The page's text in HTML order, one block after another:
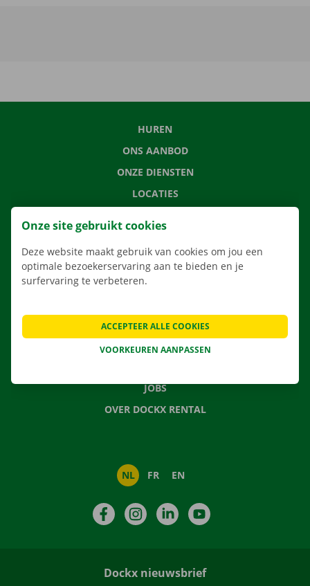
HUREN
ONS AANBOD
ONZE DIENSTEN
LOCATIES
VEELGESTELDE VRAGEN
NIEUWS
JOBS
OVER DOCKX RENTAL
NL FR EN
FacebookInstagramLinkedIn
Dockx nieuwsbrief
Onze site gebruikt cookies
Deze website maakt gebruik van cookies om jou een
optimale bezoekerservaring aan te bieden en je
surfervaring te verbeteren.
VOORKEUREN AANPASSEN
ACCEPTEER ALLE COOKIES